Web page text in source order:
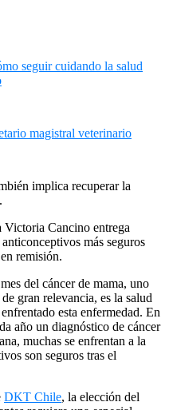
implica recuperar la
Cancino entrega
más seguros
remisión.
del cáncer de mama, uno
gran relevancia, es la salud
esta enfermedad. En
año un diagnóstico de cáncer
muchas se enfrentan a la
son seguros tras el
DKT Chile, la elección del